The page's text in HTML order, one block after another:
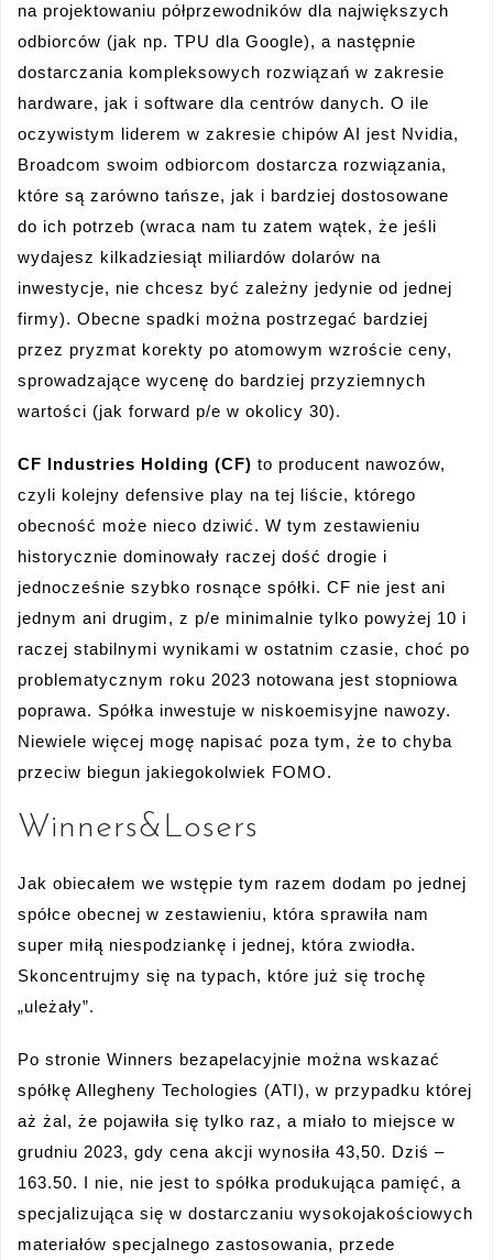
na projektowaniu półprzewodników dla największych
odbiorców (jak np. TPU dla Google), a następnie
dostarczania kompleksowych rozwiązań w zakresie
hardware, jak i software dla centrów danych. O ile
oczywistym liderem w zakresie chipów AI jest Nvidia,
Broadcom swoim odbiorcom dostarcza rozwiązania,
które są zarówno tańsze, jak i bardziej dostosowane
do ich potrzeb (wraca nam tu zatem wątek, że jeśli
wydajesz kilkadziesiąt miliardów dolarów na
inwestycje, nie chcesz być zależny jedynie od jednej
firmy). Obecne spadki można postrzegać bardziej
przez pryzmat korekty po atomowym wzroście ceny,
sprowadzające wycenę do bardziej przyziemnych
wartości (jak forward p/e w okolicy 30).
CF Industries Holding (CF) to producent nawozów,
czyli kolejny defensive play na tej liście, którego
obecność może nieco dziwić. W tym zestawieniu
historycznie dominowały raczej dość drogie i
jednocześnie szybko rosnące spółki. CF nie jest ani
jednym ani drugim, z p/e minimalnie tylko powyżej 10 i
raczej stabilnymi wynikami w ostatnim czasie, choć po
problematycznym roku 2023 notowana jest stopniowa
poprawa. Spółka inwestuje w niskoemisyjne nawozy.
Niewiele więcej mogę napisać poza tym, że to chyba
przeciw biegun jakiegokolwiek FOMO.
Winners&Losers
Jak obiecałem we wstępie tym razem dodam po jednej
spółce obecnej w zestawieniu, która sprawiła nam
super miłą niespodziankę i jednej, która zwiodła.
Skoncentrujmy się na typach, które już się trochę
„uleżały”.
Po stronie Winners bezapelacyjnie można wskazać
spółkę Allegheny Techologies (ATI), w przypadku której
aż żal, że pojawiła się tylko raz, a miało to miejsce w
grudniu 2023, gdy cena akcji wynosiła 43,50. Dziś –
163.50. I nie, nie jest to spółka produkująca pamięć, a
specjalizująca się w dostarczaniu wysokojakościowych
materiałów specjalnego zastosowania, przede